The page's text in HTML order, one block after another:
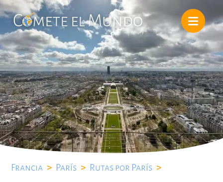
Francia > París > Rutas por París >